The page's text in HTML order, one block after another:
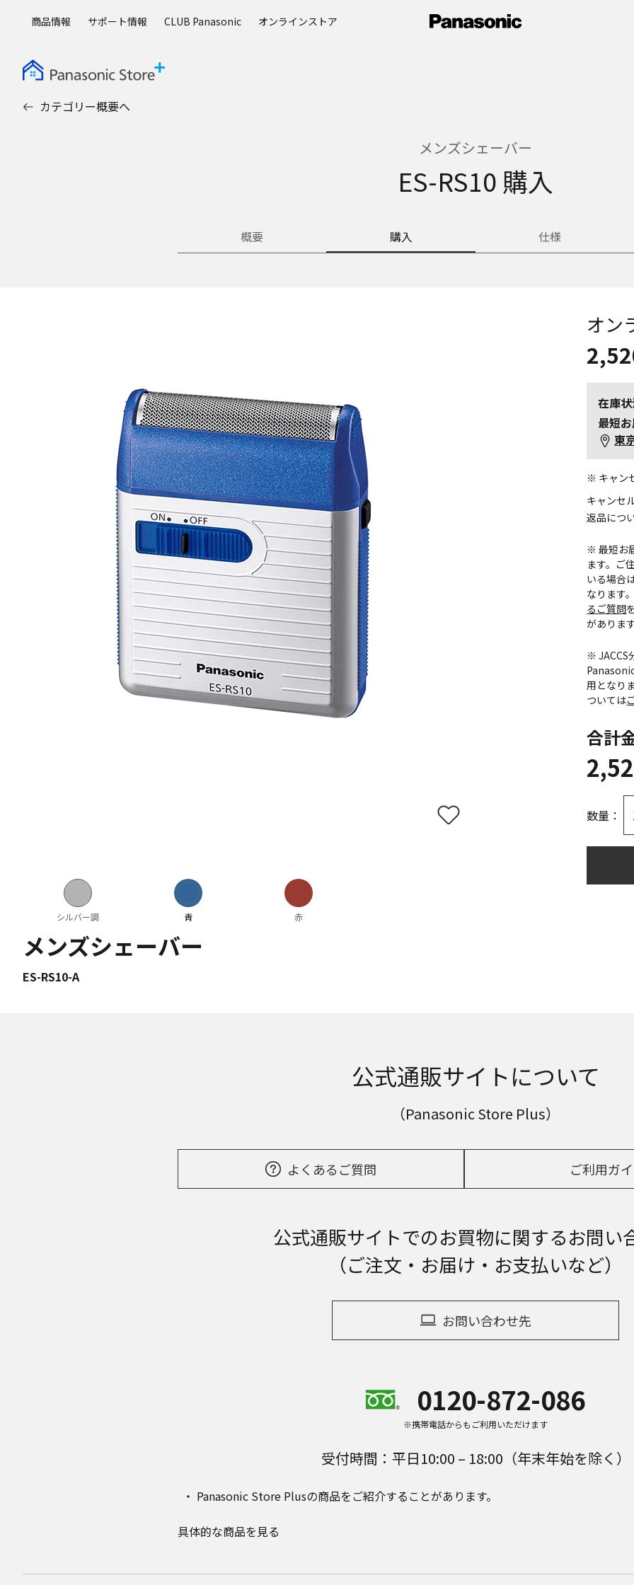
商品情報 サポート情報 CLUB Panasonic オンラインストア
カテゴリー概要へ
メンズシェーバー
ES-RS10 購入
概要 購入 仕様
シルバー調 青 赤
メンズシェーバー
ES-RS10-A
オン
在庫
最短
東
※ キャン
キャンセ
返品につ
※ 最短お
ます。ご
いる場合
なります
るご質問
があります
※ JACCS
用となり
ついては
合計
数量：
公式通販サイトについて
（Panasonic Store Plus）
よくあるご質問 ご利用ガ
公式通販サイトでのお買物に関するお問い
（ご注文・お届け・お支払いなど）
お問い合わせ先
0120-872-086
※携帯電話からもご利用いただけます
受付時間：平日10:00 – 18:00（年末年始を除く）
Panasonic Store Plusの商品をご紹介することがあります。
具体的な商品を見る